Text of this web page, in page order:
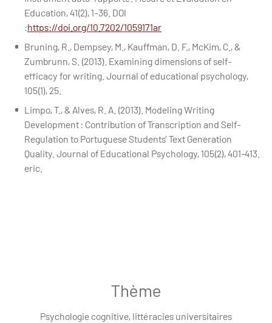
Education, 41(2), 1-36. DOI
:https://doi.org/10.7202/1059171ar
Bruning, R., Dempsey, M., Kauffman, D. F., McKim, C., &
Zumbrunn, S. (2013). Examining dimensions of self-
efficacy for writing. Journal of educational psychology,
105(1), 25.
Limpo, T., & Alves, R. A. (2013). Modeling Writing
Development : Contribution of Transcription and Self-
Regulation to Portuguese Students’ Text Generation
Quality. Journal of Educational Psychology, 105(2), 401‑413.
eric.
Thème
Psychologie cognitive, littéracies universitaires